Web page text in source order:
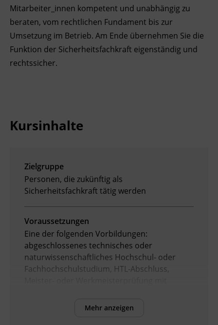
Ingenieurzertifizierung
Deutsch und Integration
Akademisches Studienzentrum
Digitales Lernen
BFI Reutte
BFI Schwaz
Mitarbeiter_innen kompetent und unabhängig zu
beraten, vom rechtlichen Fundament bis zur
Umsetzung im Betrieb. Am Ende übernehmen Sie die
Funktion der Sicherheitsfachkraft eigenständig und
rechtssicher.
Kursinhalte
Zielgruppe
Personen, die zukünftig als
Sicherheitsfachkraft tätig werden
Voraussetzungen
Eine der folgenden Vorbildungen:
abgeschlossenes technisches oder
naturwissenschaftliches Hochschul- oder
Fachhochschulstudium, HTL-Abschluss,
oder mindestens vierjährige einschlägige
Mehr anzeigen